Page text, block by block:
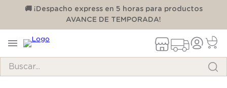
🚚 ¡Despacho express en 5 horas para productos
AVANCE DE TEMPORADA!